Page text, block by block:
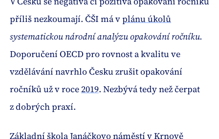
příliš nezkoumají. ČŠI má vplánu úkolů
systematickou národní analýzu opakování ročníku.
Doporučení OECD pro rovnost a kvalitu ve
vzdělávání navrhlo Česku zrušit opakování
ročníků už v roce 2019. Nezbývá tedy než čerpat
z dobrých praxí.
Základní škola Janáčkovo náměstí v Krnově